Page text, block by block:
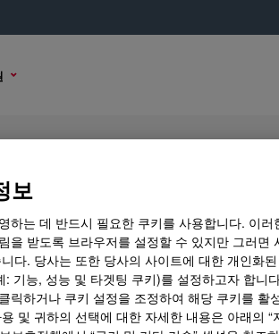
보
하는 데 반드시 필요한 쿠키를 사용합니다. 이러
을 받도록 브라우저를 설정할 수 있지만 그러면
다. 당사는 또한 당사의 사이트에 대한 개인화
기능, 성능 및 타겟팅 쿠키)를 설정하고자 합니
릭하거나 쿠키 설정을 조정하여 해당 쿠키를 활
및 귀하의 선택에 대한 자세한 내용은 아래의 “